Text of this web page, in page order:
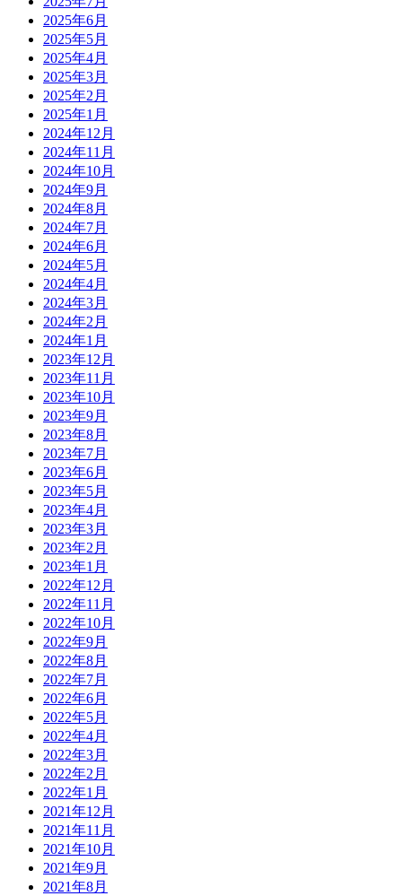
2025年6月
2025年5月
2025年4月
2025年3月
2025年2月
2025年1月
2024年12月
2024年11月
2024年10月
2024年9月
2024年8月
2024年7月
2024年6月
2024年5月
2024年4月
2024年3月
2024年2月
2024年1月
2023年12月
2023年11月
2023年10月
2023年9月
2023年8月
2023年7月
2023年6月
2023年5月
2023年4月
2023年3月
2023年2月
2023年1月
2022年12月
2022年11月
2022年10月
2022年9月
2022年8月
2022年7月
2022年6月
2022年5月
2022年4月
2022年3月
2022年2月
2022年1月
2021年12月
2021年11月
2021年10月
2021年9月
2021年8月